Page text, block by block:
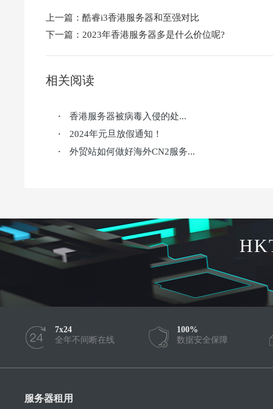
上一篇： 酷睿i3香港服务器和至强对比
下一篇： 2023年香港服务器多是什么价位呢?
相关阅读
· 香港服务器被病毒入侵的处...
· 2024年元旦放假通知！
· 外贸站如何做好海外CN2服务...
7x24
全年不间断在线
100%
数据安全保障
服务器租用